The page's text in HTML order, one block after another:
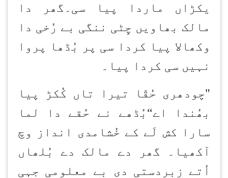
یکڑاں ماردا پیا سی۔گھر دا
مالک بھاویں چِٹی ننگی بے رُخی دا
وکھالا پیا کردا سی پر بُڈھا پروا
نہیں سی کردا پیا۔
"چودھری حُقّا تیرا تاں کُکڑ پیا
بھُندا اے“ بُڈھے نے حُقے دا لما
سارا کش لَے کے خُشامدی انداز وچ
آکھیا۔ گھر دے مالک دے بُلھاں
اُتے زبردستی دی بے معلومی جہی